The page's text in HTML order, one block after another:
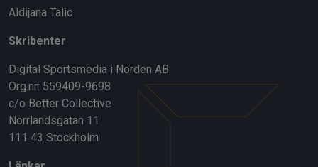
Aldijana Talic
Skribenter
Digital Sportsmedia i Norden AB
Org.nr: 559409-9698
c/o Better Collective
Norrlandsgatan 11
111 43 Stockholm